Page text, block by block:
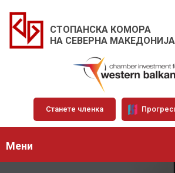
СТОПАНСКА КОМОРА
НА СЕВЕРНА МАКЕДОНИЈА
Станете членка
Мени